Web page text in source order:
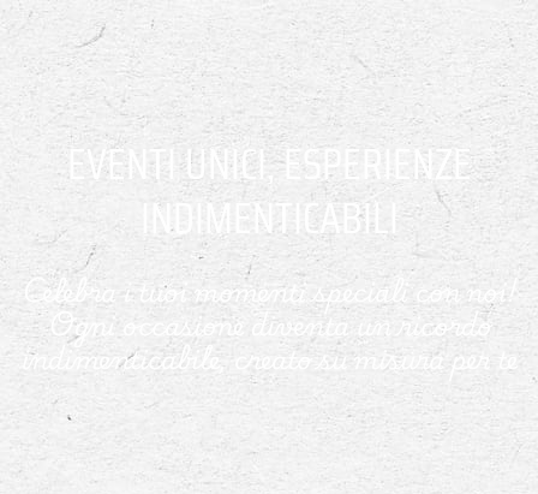
EVENTI UNICI, ESPERIENZE
INDIMENTICABILI
Celebra i tuoi momenti speciali con noi!
Ogni occasione diventa un ricordo
indimenticabile, creato su misura per te